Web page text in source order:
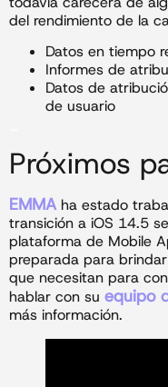
del rendimiento de la
Datos en tiempo
Informes de
Datos de
de usuario
Próximos
EMMAha estado
transición a iOS 14.5
plataforma de Mobile
preparada para
que necesitan para
hablar con su equipo
más información.